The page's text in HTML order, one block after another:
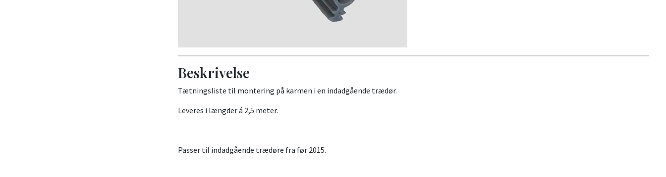
Beskrivelse
Tætningsliste til montering på karmen i en indadgående trædør.
Leveres i længder á 2,5 meter.
Passer til indadgående trædøre fra før 2015.